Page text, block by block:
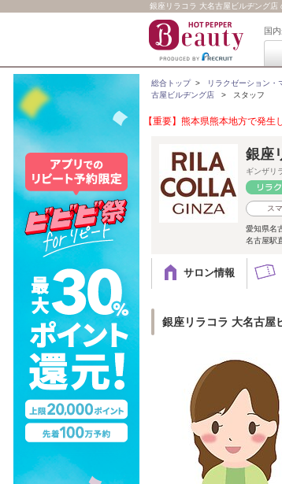
銀座リラコラ 大名古屋ビルヂング店
国
総合トップ> リラクゼーション・
古屋ビルヂング店
> スタッフ
【重要】熊本県熊本地方で発
銀座
ギンザリ
ス
愛知県名
名古屋駅
サロン情報
銀座リラコラ 大名古屋